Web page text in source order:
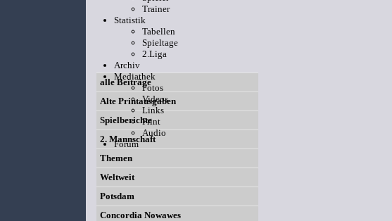
Trainer
Statistik
Tabellen
Spieltage
2.Liga
Archiv
Mediathek
Fotos
Videos
Links
Print
Audio
Forum
alle Beiträge
Alte Printausgaben
Spielberichte
2. Mannschaft
Themen
Weltweit
Potsdam
Concordia Nowawes